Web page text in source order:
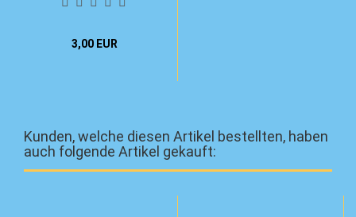
3,00 EUR
Kunden, welche diesen Artikel bestellten, haben
auch folgende Artikel gekauft: